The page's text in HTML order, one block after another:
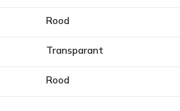
Rood
Transparant
Rood